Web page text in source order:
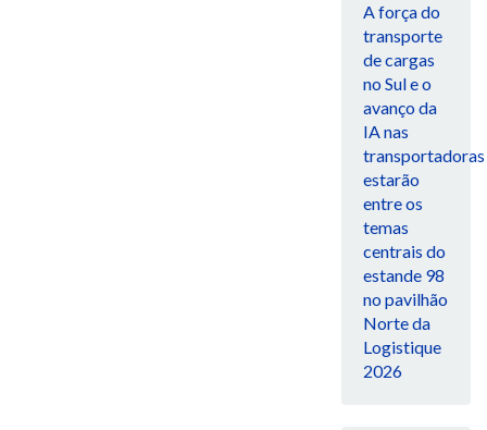
A força do
transporte
de cargas
no Sul e o
avanço da
IA nas
transportadoras
estarão
entre os
temas
centrais do
estande 98
no pavilhão
Norte da
Logistique
2026